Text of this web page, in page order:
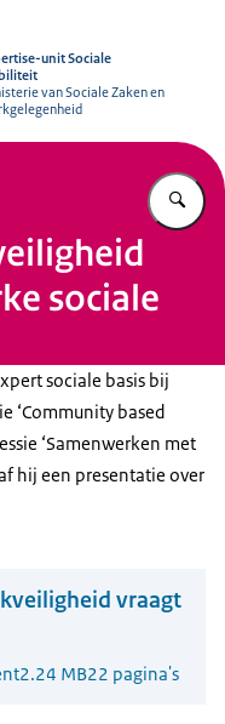
unit Sociale
van Sociale Zaken en
sociale
sociale basis bij
‘Community based
‘Samenwerken met
hij een presentatie over
vraagt
2.24 MB22 pagina's